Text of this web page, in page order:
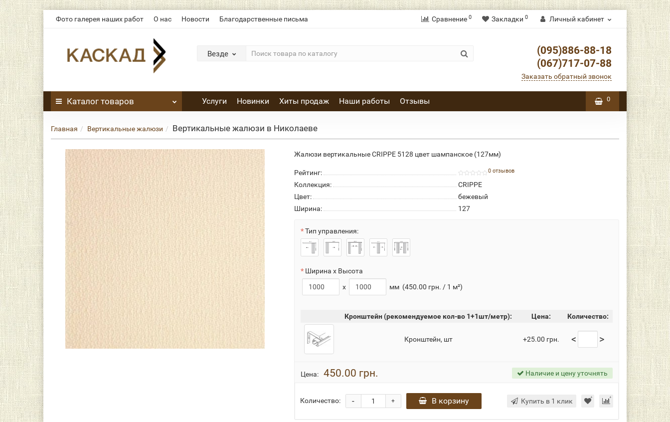
Фото галерея наших работ О нас Новости Благодарственные письма Сравнение 0 Закладки 0 Личный кабинет
Везде
(095)886-88-18
(067)717-07-88
Заказать обратный звонок
Каталог товаров Услуги Новинки Хиты продаж Наши работы Отзывы 0
Главная Вертикальные жалюзи Вертикальные жалюзи в Николаеве
Жалюзи вертикальные CRIPPE 5128 цвет шампанское (127мм)
Рейтинг: 0 отзывов
Коллекция:
CRIPPE
Цвет:
бежевый
Ширина:
127
Тип управления:
Ширина x Высота
x
мм (450.00 грн. / 1 м²)
Кронштейн (рекомендуемое кол-во 1+1шт/метр): Цена: Количество:
Кронштейн, шт +25.00 грн. < >
Цена: 450.00 грн. Наличие и цену уточнять
Количество: +
- В корзину Купить в 1 клик